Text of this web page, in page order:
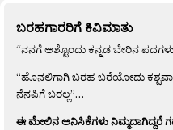
ಬರಹಗಾರರಿಗೆ ಕಿವಿಮಾತು
“ನನಗೆ ಅಶ್ಟೊಂದು ಕನ್ನಡ ಬೇರಿನ ಪದಗಳು
“ಹೊನಲಿಗಾಗಿ ಬರಹ ಬರೆಯೋದು
ನೆನಪಿಗೆ ಬರಲ್ಲ”…
ಈ ಮೇಲಿನ ಅನಿಸಿಕೆಗಳು ನಿಮ್ಮದಾಗಿದ್ದರೆ